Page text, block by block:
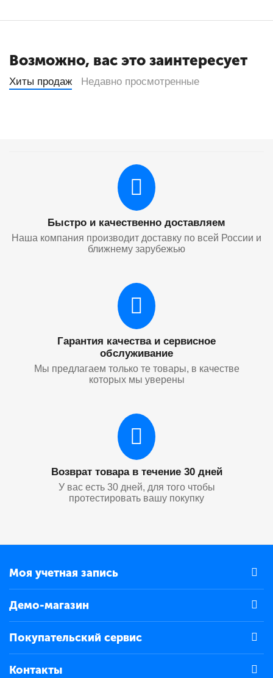
Возможно, вас это заинтересует
Хиты продаж Недавно просмотренные
Быстро и качественно доставляем
Наша компания производит доставку по всей России и
ближнему зарубежью
Гарантия качества и сервисное
обслуживание
Мы предлагаем только те товары, в качестве
которых мы уверены
Возврат товара в течение 30 дней
У вас есть 30 дней, для того чтобы
протестировать вашу покупку
Моя учетная запись
Демо-магазин
Покупательский сервис
Контакты